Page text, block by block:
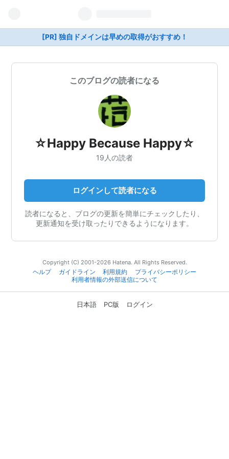
[PR] 独自ドメインは早めの取得がおすすめ！
このブログの読者になる
☆Happy Because Happy☆
19人の読者
ログインして読者になる
読者になると、ブログの更新を簡単にチェックしたり、
更新通知を受け取ったりできるようになります。
Copyright (C) 2001-2026 Hatena. All Rights Reserved.
ヘルプ
ガイドライン 利用規約
プライバシーポリシー
利用者情報の外部送信について
日本語 PC版 ログイン